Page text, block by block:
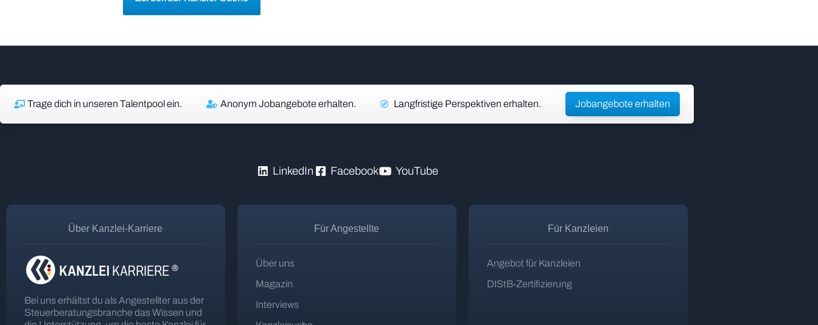
Trage dich in unseren Talentpool ein. Anonym Jobangebote erhalten. Langfristige Perspektiven erhalten. Jobangebote erhalten
LinkedIn Facebook YouTube
Über Kanzlei-Karriere
Bei uns erhältst du als Angestellter aus der
Steuerberatungsbranche das Wissen und
Für Angestellte
Über uns
Magazin
Interviews
Für Kanzleien
Angebot für Kanzleien
DIStB-Zertifizierung